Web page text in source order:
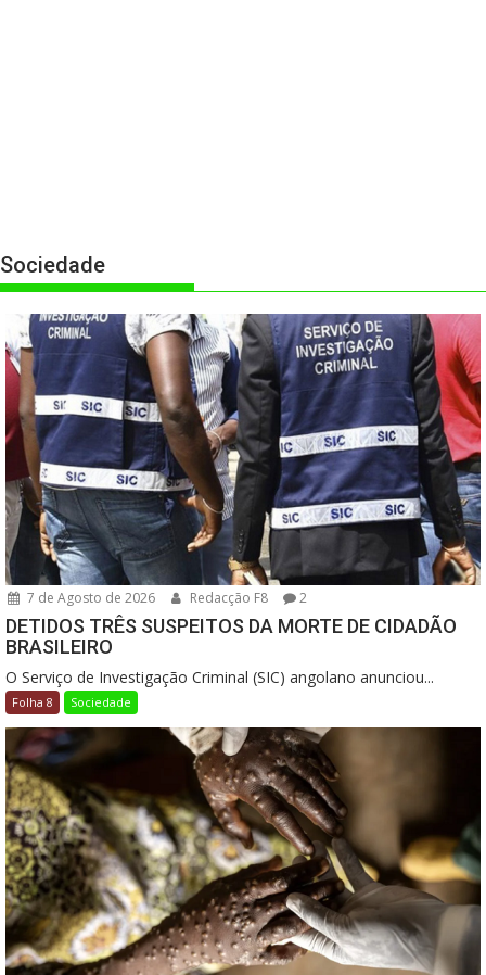
Sociedade
7 de Agosto de 2026 Redacção F8 2
DETIDOS TRÊS SUSPEITOS DA MORTE DE CIDADÃO
BRASILEIRO
O Serviço de Investigação Criminal (SIC) angolano anunciou...
Folha 8 Sociedade